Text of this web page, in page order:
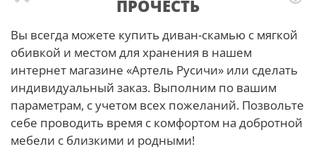
ПРОЧЕСТЬ
Вы всегда можете купить диван-скамью с мягкой
обивкой и местом для хранения в нашем
интернет магазине «Артель Русичи» или сделать
индивидуальный заказ. Выполним по вашим
параметрам, с учетом всех пожеланий. Позвольте
себе проводить время с комфортом на добротной
мебели с близкими и родными!